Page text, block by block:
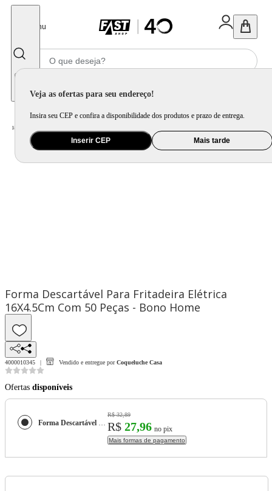
Menu
Veja as ofertas para seu endereço!
Insira seu CEP e confira a disponibilidade dos produtos e prazo de entrega.
Inserir CEP Mais tarde
Home
Forma Descartável Para Fritadeira Elétrica
16X4.5Cm Com 50 Peças - Bono Home
4000010345 Vendido e entregue por Coqueluche Casa
Ofertas disponíveis
Forma Descartável Para Fritadeira Elétrica 16X4.5Cm Com 50 Peças - Bono Home
R$ 32,89
R$ 27,96 no pix
Mais formas de pagamento